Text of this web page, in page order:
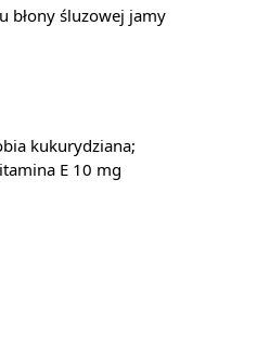
błony śluzowej jamy
kukurydziana;
E 10 mg